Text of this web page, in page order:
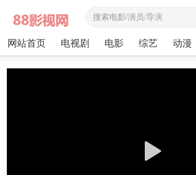
网站首页 电视剧 电影 综艺 动漫